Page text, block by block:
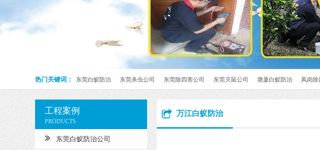
热门关键词： 东莞白蚁防治 东莞杀虫公司 东莞除四害公司 东莞灭鼠公司 塘厦白蚁防治 凤岗除
工程案例
PRODUCTS
东莞白蚁防治公司
万江白蚁防治